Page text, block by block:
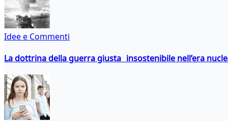
Idee e Commenti
La dottrina della guerra giusta insostenibile nell’era